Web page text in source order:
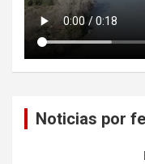
Noticias por